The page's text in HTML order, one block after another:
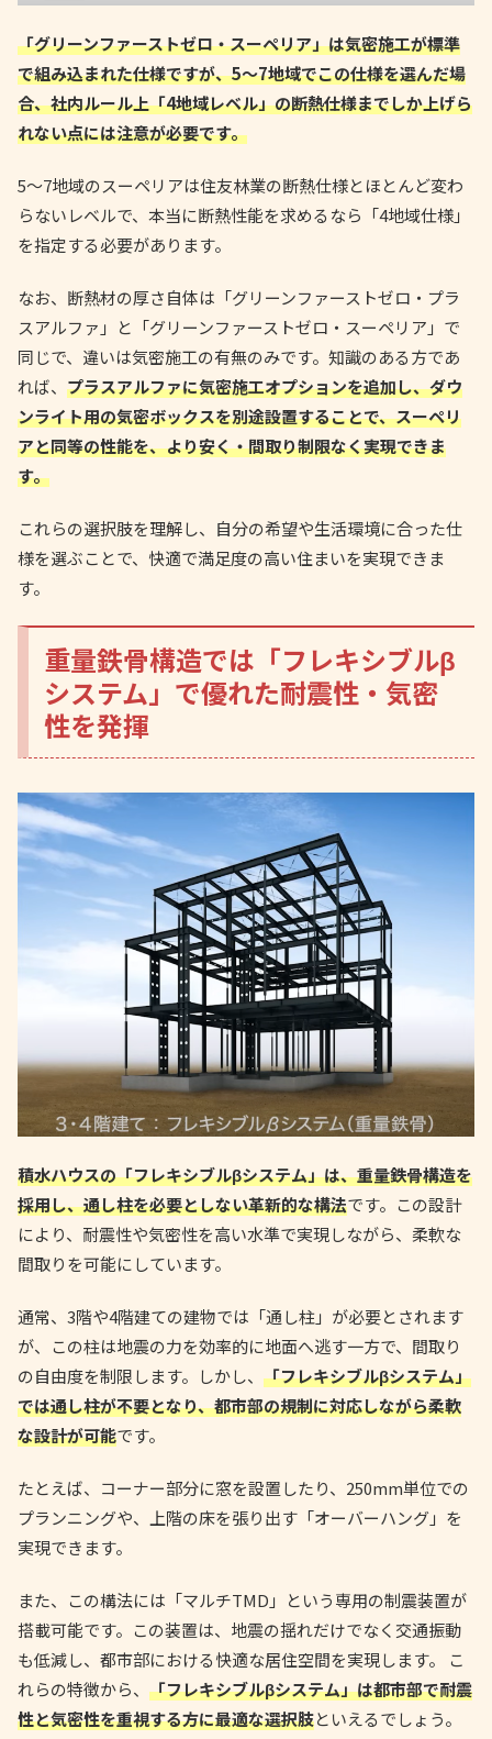
「グリーンファーストゼロ・スーペリア」は気密施工が標準
で組み込まれた仕様ですが、5〜7地域でこの仕様を選んだ場
合、社内ルール上「4地域レベル」の断熱仕様までしか上げら
れない点には注意が必要です。
5〜7地域のスーペリアは住友林業の断熱仕様とほとんど変わ
らないレベルで、本当に断熱性能を求めるなら「4地域仕様」
を指定する必要があります。
なお、断熱材の厚さ自体は「グリーンファーストゼロ・プラ
スアルファ」と「グリーンファーストゼロ・スーペリア」で
同じで、違いは気密施工の有無のみです。知識のある方であ
れば、 プラスアルファに気密施工オプションを追加し、ダウ
ンライト用の気密ボックスを別途設置することで、スーペリ
アと同等の性能を、より安く・間取り制限なく実現できま
す。
これらの選択肢を理解し、自分の希望や生活環境に合った仕
様を選ぶことで、快適で満足度の高い住まいを実現できま
す。
重量鉄骨構造では「フレキシブルβ
システム」で優れた耐震性・気密
性を発揮
積水ハウスの「フレキシブルβシステム」は、重量鉄骨構造を
採用し、通し柱を必要としない革新的な構法です。この設計
により、耐震性や気密性を高い水準で実現しながら、柔軟な
間取りを可能にしています。
通常、3階や4階建ての建物では「通し柱」が必要とされます
が、この柱は地震の力を効率的に地面へ逃す一方で、間取り
の自由度を制限します。しかし、 「フレキシブルβシステム」
では通し柱が不要となり、都市部の規制に対応しながら柔軟
な設計が可能です。
たとえば、コーナー部分に窓を設置したり、250mm単位での
プランニングや、上階の床を張り出す「オーバーハング」を
実現できます。
また、この構法には「マルチTMD」という専用の制震装置が
搭載可能です。この装置は、地震の揺れだけでなく交通振動
も低減し、都市部における快適な居住空間を実現します。 こ
れらの特徴から、 「フレキシブルβシステム」は都市部で耐震
性と気密性を重視する方に最適な選択肢といえるでしょう。